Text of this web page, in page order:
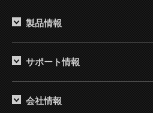
製品情報
サポート情報
会社情報